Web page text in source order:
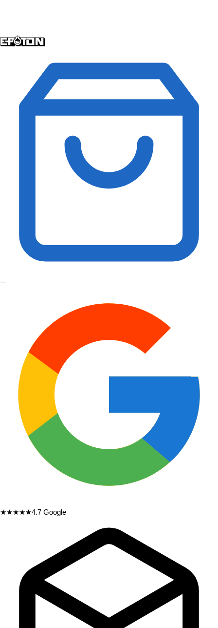
★★★★★4.7 Google